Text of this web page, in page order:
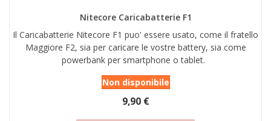
Nitecore Caricabatterie F1
Il Caricabatterie Nitecore F1 puo' essere usato, come il fratello
Maggiore F2, sia per caricare le vostre battery, sia come
powerbank per smartphone o tablet.
Non disponibile
9,90 €